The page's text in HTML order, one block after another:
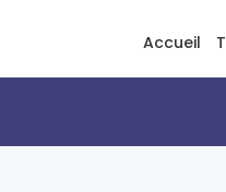
Accueil